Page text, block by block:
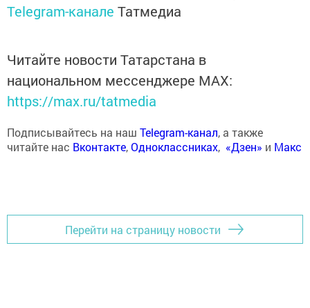
Telegram-канале Татмедиа
Читайте новости Татарстана в
национальном мессенджере MАХ:
https://max.ru/tatmedia
Подписывайтесь на наш Telegram-канал, а также
читайте нас Вконтакте,Одноклассниках, «Дзен» и Макс
Перейти на страницу новости